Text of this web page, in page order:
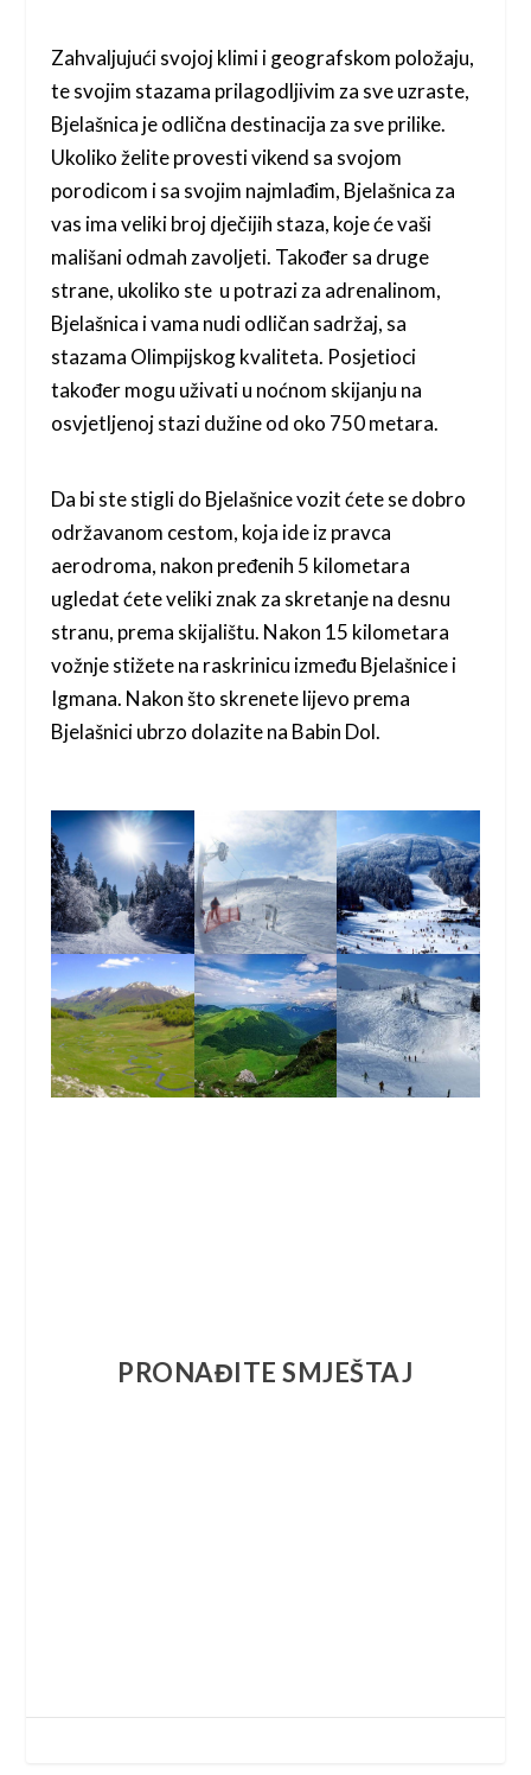
Zahvaljujući svojoj klimi i geografskom položaju,
te svojim stazama prilagodljivim za sve uzraste,
Bjelašnica je odlična destinacija za sve prilike.
Ukoliko želite provesti vikend sa svojom
porodicom i sa svojim najmlađim, Bjelašnica za
vas ima veliki broj dječijih staza, koje će vaši
mališani odmah zavoljeti. Također sa druge
strane, ukoliko ste u potrazi za adrenalinom,
Bjelašnica i vama nudi odličan sadržaj, sa
stazama Olimpijskog kvaliteta. Posjetioci
također mogu uživati u noćnom skijanju na
osvjetljenoj stazi dužine od oko 750 metara.
Da bi ste stigli do Bjelašnice vozit ćete se dobro
održavanom cestom, koja ide iz pravca
aerodroma, nakon pređenih 5 kilometara
ugledat ćete veliki znak za skretanje na desnu
stranu, prema skijalištu. Nakon 15 kilometara
vožnje stižete na raskrinicu između Bjelašnice i
Igmana. Nakon što skrenete lijevo prema
Bjelašnici ubrzo dolazite na Babin Dol.
PRONAĐITE SMJEŠTAJ